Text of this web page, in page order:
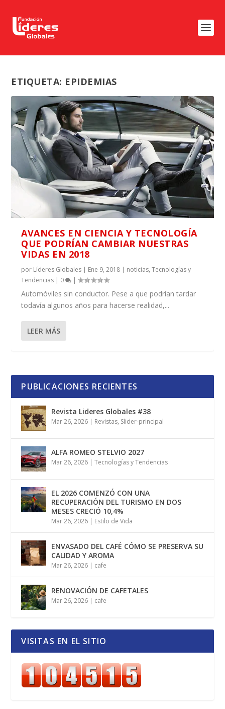
ETIQUETA: EPIDEMIAS
AVANCES EN CIENCIA Y TECNOLOGÍA
QUE PODRÍAN CAMBIAR NUESTRAS
VIDAS EN 2018
por Líderes Globales | Ene 9, 2018 | noticias,Tecnologías y
Tendencias | 0 |
Automóviles sin conductor. Pese a que podrían tardar
todavía algunos años para hacerse realidad,...
LEER MÁS
PUBLICACIONES RECIENTES
Revista Lideres Globales #38
Mar 26, 2026 | Revistas, Slider-principal
ALFA ROMEO STELVIO 2027
Mar 26, 2026 |Tecnologías y Tendencias
EL 2026 COMENZÓ CON UNA
RECUPERACIÓN DEL TURISMO EN DOS
MESES CRECIÓ 10,4%
Mar 26, 2026 | Estilo de Vida
ENVASADO DEL CAFÉ CÓMO SE PRESERVA SU
CALIDAD Y AROMA
Mar 26, 2026 | cafe
RENOVACIÓN DE CAFETALES
Mar 26, 2026 | cafe
VISITAS EN EL SITIO